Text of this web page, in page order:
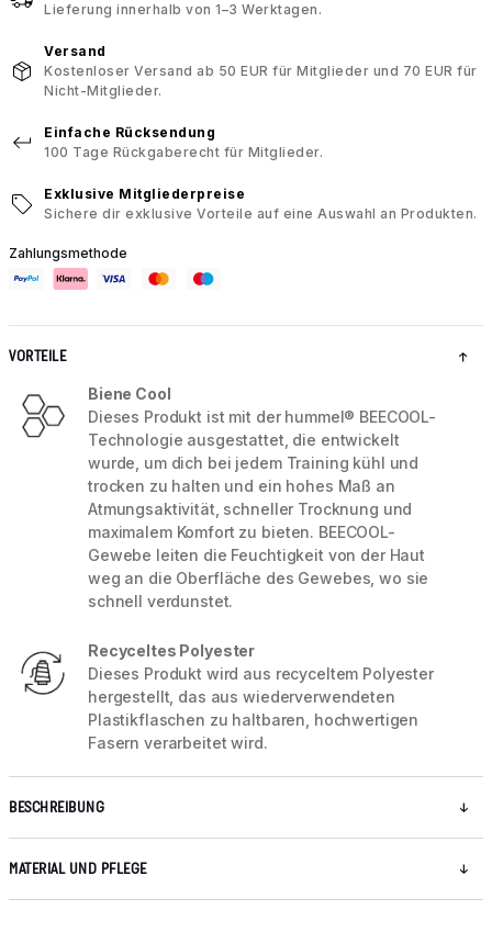
Lieferung innerhalb von 1–3 Werktagen.
Versand
Kostenloser Versand ab 50 EUR für Mitglieder und 70 EUR für
Nicht-Mitglieder.
Einfache Rücksendung
100 Tage Rückgaberecht für Mitglieder.
Exklusive Mitgliederpreise
Sichere dir exklusive Vorteile auf eine Auswahl an Produkten.
Zahlungsmethode
VORTEILE
Biene Cool
Dieses Produkt ist mit der hummel® BEECOOL-
Technologie ausgestattet, die entwickelt
wurde, um dich bei jedem Training kühl und
trocken zu halten und ein hohes Maß an
Atmungsaktivität, schneller Trocknung und
maximalem Komfort zu bieten. BEECOOL-
Gewebe leiten die Feuchtigkeit von der Haut
weg an die Oberfläche des Gewebes, wo sie
schnell verdunstet.
Recyceltes Polyester
Dieses Produkt wird aus recyceltem Polyester
hergestellt, das aus wiederverwendeten
Plastikflaschen zu haltbaren, hochwertigen
Fasern verarbeitet wird.
BESCHREIBUNG
MATERIAL UND PFLEGE